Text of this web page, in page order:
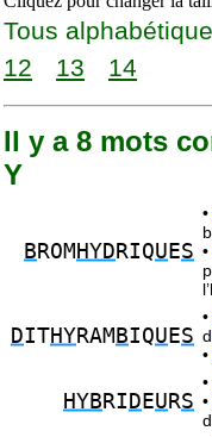
Tous alphabétique
12
13 14
Il y a 8 mots
Y
B ROM HYD RIQU ES
•
•
DITHYRAM BIQU ES
•
•
HYB RI D EU RS
•
•